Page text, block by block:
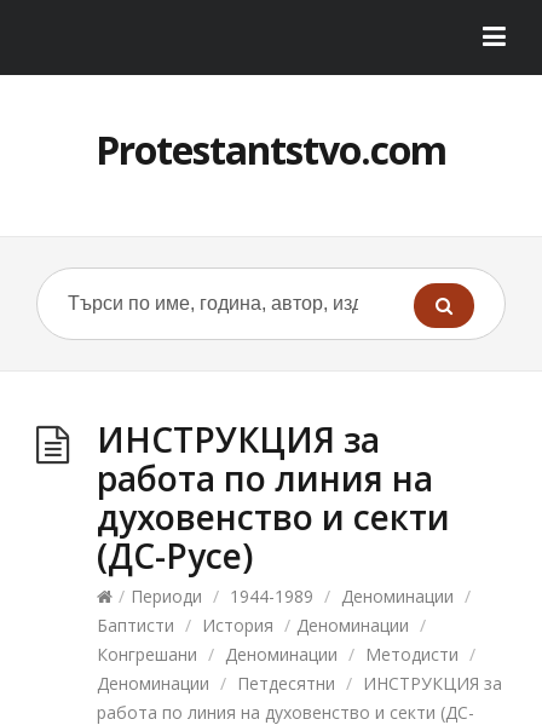
Protestantstvo.com
ИНСТРУКЦИЯ за
работа по линия на
духовенство и секти
(ДС-Русе)
/ Периоди / 1944-1989 / Деноминации /
Баптисти / История / Деноминации /
Конгрешани / Деноминации / Методисти /
Деноминации / Петдесятни / ИНСТРУКЦИЯ за
работа по линия на духовенство и секти (ДС-